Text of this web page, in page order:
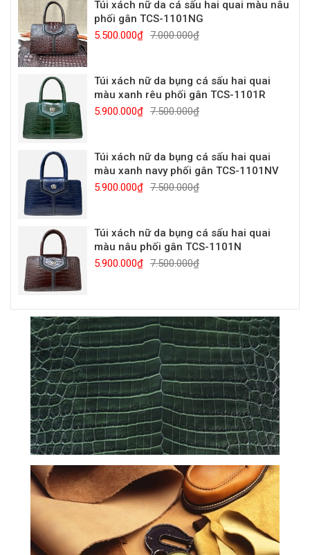
Túi xách nữ da cá sấu hai quai màu nâu
phối gân TCS-1101NG
5.500.000₫ 7.000.000₫
Túi xách nữ da bụng cá sấu hai quai
màu xanh rêu phối gân TCS-1101R
5.900.000₫ 7.500.000₫
Túi xách nữ da bụng cá sấu hai quai
màu xanh navy phối gân TCS-1101NV
5.900.000₫ 7.500.000₫
Túi xách nữ da bụng cá sấu hai quai
màu nâu phối gân TCS-1101N
5.900.000₫ 7.500.000₫